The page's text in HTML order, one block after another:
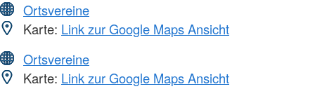
Ortsvereine
Karte: Link zur Google Maps Ansicht
Ortsvereine
Karte: Link zur Google Maps Ansicht